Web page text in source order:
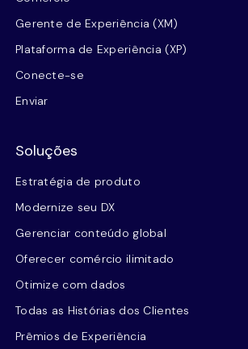
Gerente de Experiência (XM)
Plataforma de Experiência (XP)
Conecte-se
Enviar
Soluções
Estratégia de produto
Modernize seu DX
Gerenciar conteúdo global
Oferecer comércio ilimitado
Otimize com dados
Todas as Histórias dos Clientes
Prêmios de Experiência